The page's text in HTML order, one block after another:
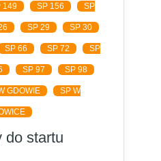
149 SP 156 SP
SP 29 SP 30
SP 66 SP 72 SP
SP 97 SP 98
GDOWIE SP W
do startu